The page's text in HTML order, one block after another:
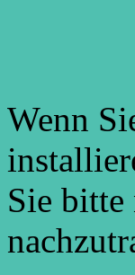
Wenn
Sie